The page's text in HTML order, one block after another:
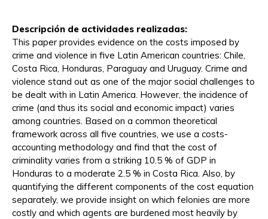
Descripción de actividades realizadas:
This paper provides evidence on the costs imposed by
crime and violence in five Latin American countries: Chile,
Costa Rica, Honduras, Paraguay and Uruguay. Crime and
violence stand out as one of the major social challenges to
be dealt with in Latin America. However, the incidence of
crime (and thus its social and economic impact) varies
among countries. Based on a common theoretical
framework across all five countries, we use a costs-
accounting methodology and find that the cost of
criminality varies from a striking 10.5 % of GDP in
Honduras to a moderate 2.5 % in Costa Rica. Also, by
quantifying the different components of the cost equation
separately, we provide insight on which felonies are more
costly and which agents are burdened most heavily by